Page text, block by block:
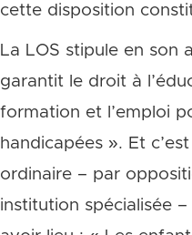
cette disposition
La LOS stipule en son
garantit le droit à
formation et l’emploi
handicapées ». Et
ordinaire – par
institution spécialisée